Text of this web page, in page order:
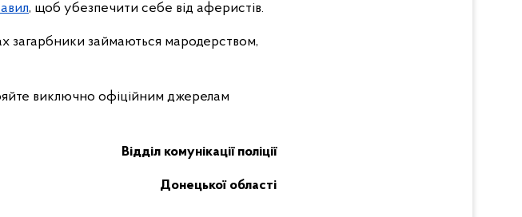
, щоб убезпечити себе від аферистів.
загарбники займаються мародерством,
виключно офіційним джерелам
Відділ комунікації поліції
Донецької області